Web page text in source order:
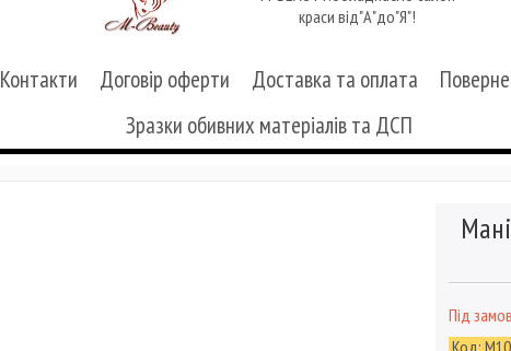
краси від"А"до"Я"!
Контакти Договір оферти Доставка та оплата
Зразки обивних матеріалів та ДСП
Під
Код: